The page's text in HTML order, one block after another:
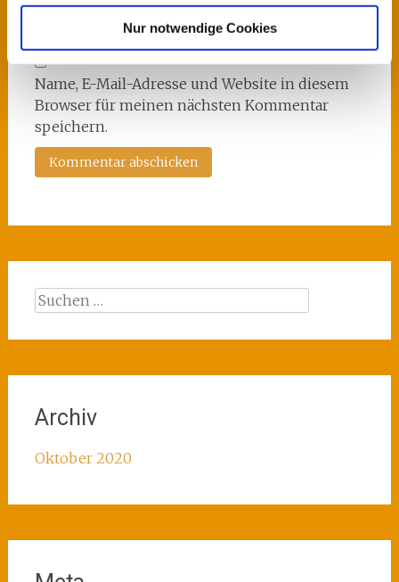
Nur notwendige Cookies
Name, E-Mail-Adresse und Website in diesem
Browser für meinen nächsten Kommentar
speichern.
Suchen
Archiv
Oktober 2020